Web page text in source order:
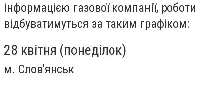
інформацією газової компанії, роботи
відбуватимуться за таким графіком:
28 квітня (понеділок)
м. Слов'янськ